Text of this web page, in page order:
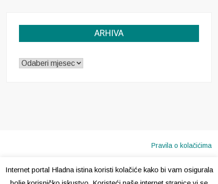
ARHIVA
ARHIVA
Pravila o kolačićima
Internet portal Hladna istina koristi kolačiće kako bi vam osigurala
Copyright © 2020 · Sva prava pridržana · Hladna Istina